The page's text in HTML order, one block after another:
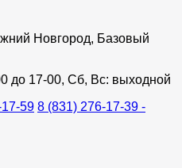
Новгород, Базовый
до 17-00, Сб, Вс: выходной
59 8 (831) 276-17-39 -